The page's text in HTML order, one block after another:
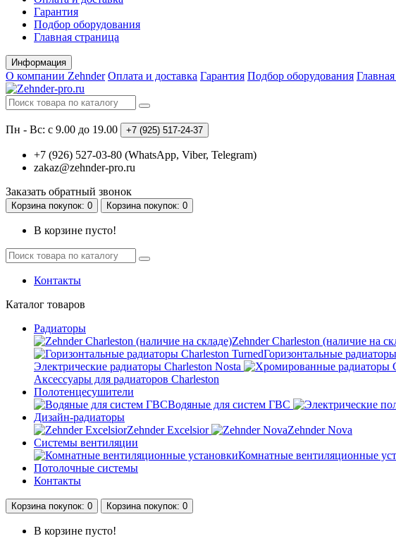
Гарантия
Подбор оборудования
Главная страница
Информация
О компании Zehnder Оплата и доставка Гарантия Подбор оборудования
Пн - Вс: с 9.00 до 19.00 +7 (925) 517-24-37
+7 (926) 527-03-80 (WhatsApp, Viber, Telegram)
zakaz@zehnder-pro.ru
Заказать обратный звонок
Корзинапокупок: 0 Корзинапокупок: 0
В корзине пусто!
Контакты
Каталог товаров
Радиаторы
Zehnder Charleston (наличие на
Горизонтальные
Электрические радиаторы Charleston Nosta
Аксессуары для радиаторов Charleston
Полотенцесушители
Водяные для систем ГВС
Дизайн-радиаторы
Zehnder Excelsior
Zehnder Nova
Системы вентиляции
Комнатные вентиляционные
Потолочные системы
Контакты
Корзинапокупок: 0 Корзинапокупок: 0
В корзине пусто!